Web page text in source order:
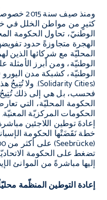
ومنذ صيف سنة2015
كثيرٍ من مواطن الخلل في
الوطنيّ، تحاول الحكومة
الهجرة متجاوزةً حدود
المحليّة مع شركائها الذين
الوطنيّة، ومن أبرز
الوطنيّة، كشبكة مدن اليورو
(
Solidarity Cities
). ولا تُتِيحُ
فحسب، بل هي إلى ذلك
الحكومة المحليّة، التي
الحكومات المركزيّة المعنيّة.
إعادةَ توطين اللاجئين
خطة نَقَضَتْها الحكومة
(
Seebrücke
) على أكثر من
تضغط على الحكومة
إليها مباشرةً من الموانئ
إعادة التوطين المنظّمة